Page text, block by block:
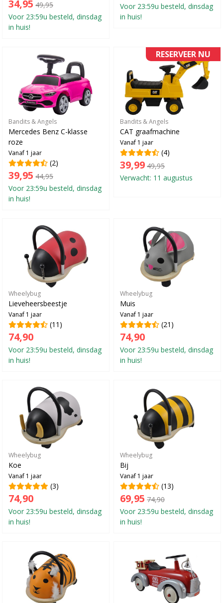
34,95 49,95
Voor 23:59u besteld, dinsdag
in huis!
Voor 23:59u besteld, dinsdag
in huis!
Bandits & Angels
Mercedes Benz C-klasse
roze
Vanaf 1 jaar
(2)
39,95 44,95
Voor 23:59u besteld, dinsdag
in huis!
RESERVEER NU
Bandits & Angels
CAT graafmachine
Vanaf 1 jaar
(4)
39,99 49,95
Verwacht: 11 augustus
Wheelybug
Lieveheersbeestje
Vanaf 1 jaar
(11)
74,90
Voor 23:59u besteld, dinsdag
in huis!
Wheelybug
Muis
Vanaf 1 jaar
(21)
74,90
Voor 23:59u besteld, dinsdag
in huis!
Wheelybug
Koe
Vanaf 1 jaar
(3)
74,90
Voor 23:59u besteld, dinsdag
in huis!
Wheelybug
Bij
Vanaf 1 jaar
(13)
69,95 74,90
Voor 23:59u besteld, dinsdag
in huis!